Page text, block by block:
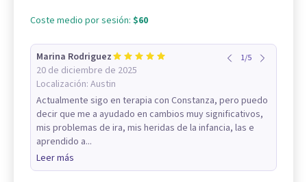
Coste medio por sesión: $60
Marina Rodriguez
20 de diciembre de 2025
Localización: Austin
1/5
Actualmente sigo en terapia con Constanza, pero puedo
decir que me a ayudado en cambios muy significativos,
mis problemas de ira, mis heridas de la infancia, las e
aprendido a...
Leer más